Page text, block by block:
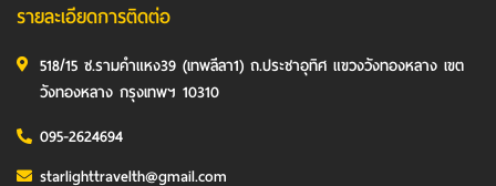
รายละเอียดการติดต่อ
518/15 ซ.รามคำแหง39 (เทพลีลา1) ถ.ประชาอุทิศ แขวงวังทองหลาง เขต
วังทองหลาง กรุงเทพฯ 10310
095-2624694
starlighttravelth@gmail.com